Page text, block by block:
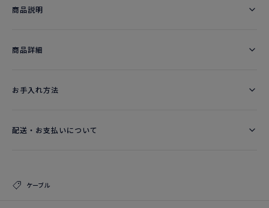
商品説明
商品詳細
お手入れ方法
配送・お支払いについて
ケーブル